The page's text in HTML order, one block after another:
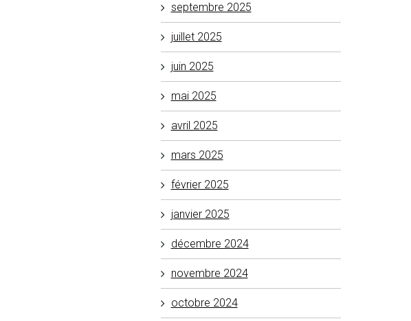
septembre 2025
juillet 2025
juin 2025
mai 2025
avril 2025
mars 2025
février 2025
janvier 2025
décembre 2024
novembre 2024
octobre 2024